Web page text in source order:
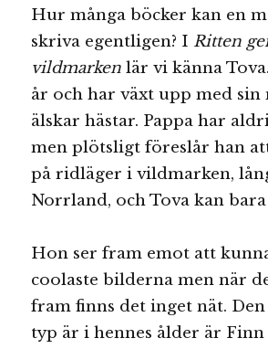
Hur många böcker kan en
skriva egentligen? I Ritten
vildmarken lär vi känna
år och har växt upp med sin
älskar hästar. Pappa har
men plötsligt föreslår han
på ridläger i vildmarken,
Norrland, och Tova kan bara
Hon ser fram emot att
coolaste bilderna men när
fram finns det inget nät.
typ är i hennes ålder är Finn